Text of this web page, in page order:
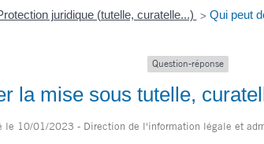
juridique (tutelle, curatelle...) > Qui peut
Question-réponse
la mise sous tutelle,
le 10/01/2023 - Direction de l'information légale et